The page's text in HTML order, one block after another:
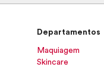
Departamentos
Maquiagem
Skincare